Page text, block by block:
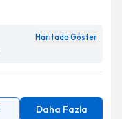
Haritada Göster
Daha Fazla